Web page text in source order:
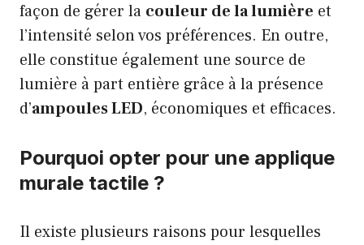
façon de gérer la couleur de la lumière et
l’intensité selon vos préférences. En outre,
elle constitue également une source de
lumière à part entière grâce à la présence
d’ampoules LED, économiques et efficaces.
Pourquoi opter pour une applique
murale tactile ?
Il existe plusieurs raisons pour lesquelles